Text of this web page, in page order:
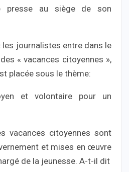
presse au siège de son
les journalistes entre dans le
« vacances citoyennes »,
placée sous le thème:
et volontaire pour un
vacances citoyennes sont
et mises en œuvre
de la jeunesse. A-t-il dit